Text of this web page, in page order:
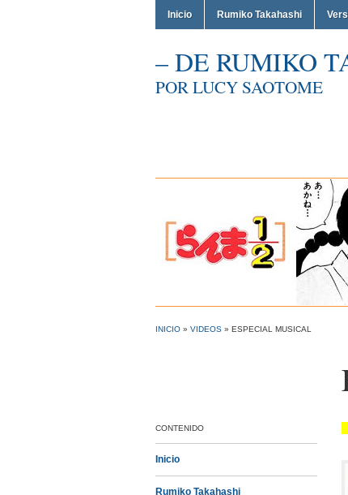
Inicio Rumiko Takahashi
– DE RUMIKO
POR LUCY SAOTOME
INICIO » VIDEOS » ESPECIAL MUSICAL
CONTENIDO
Inicio
Rumiko Takahashi